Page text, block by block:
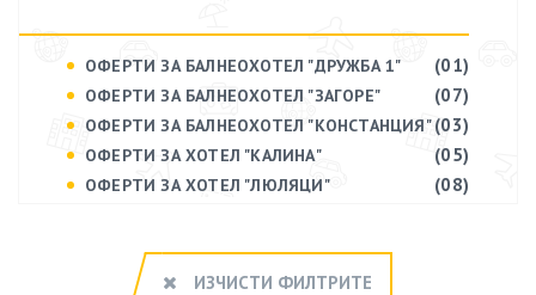
ОФЕРТИ ЗА БАЛНЕОХОТЕЛ "ДРУЖБА 1" (01)
ОФЕРТИ ЗА БАЛНЕОХОТЕЛ "ЗАГОРЕ" (07)
ОФЕРТИ ЗА БАЛНЕОХОТЕЛ "КОНСТАНЦИЯ"(03)
ОФЕРТИ ЗА ХОТЕЛ "КАЛИНА" (05)
ОФЕРТИ ЗА ХОТЕЛ "ЛЮЛЯЦИ" (08)
ИЗЧИСТИ ФИЛТРИТЕ